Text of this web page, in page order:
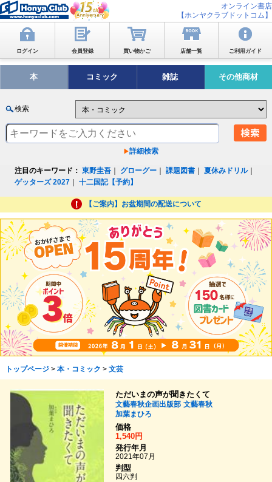
オンライン書店
【ホンヤクラブドットコム】
ログイン 会員登録 買い物かご 店舗一覧 ご利用ガイド
本 コミック 雑誌 その他商材
検索
詳細検索
注目のキーワード： 東野圭吾 グローグー ｜課題図書 ｜夏休みドリル｜
ゲッターズ 2027 ｜十二国記【予約】
【ご案内】お盆期間の配送について
トップページ> 本・コミック > 文芸
ただいまの声が聞きたくて
文藝春秋企画出版部 文藝春秋
加葉まひろ
価格
1,540円
発行年月
2021年07月
判型
四六判